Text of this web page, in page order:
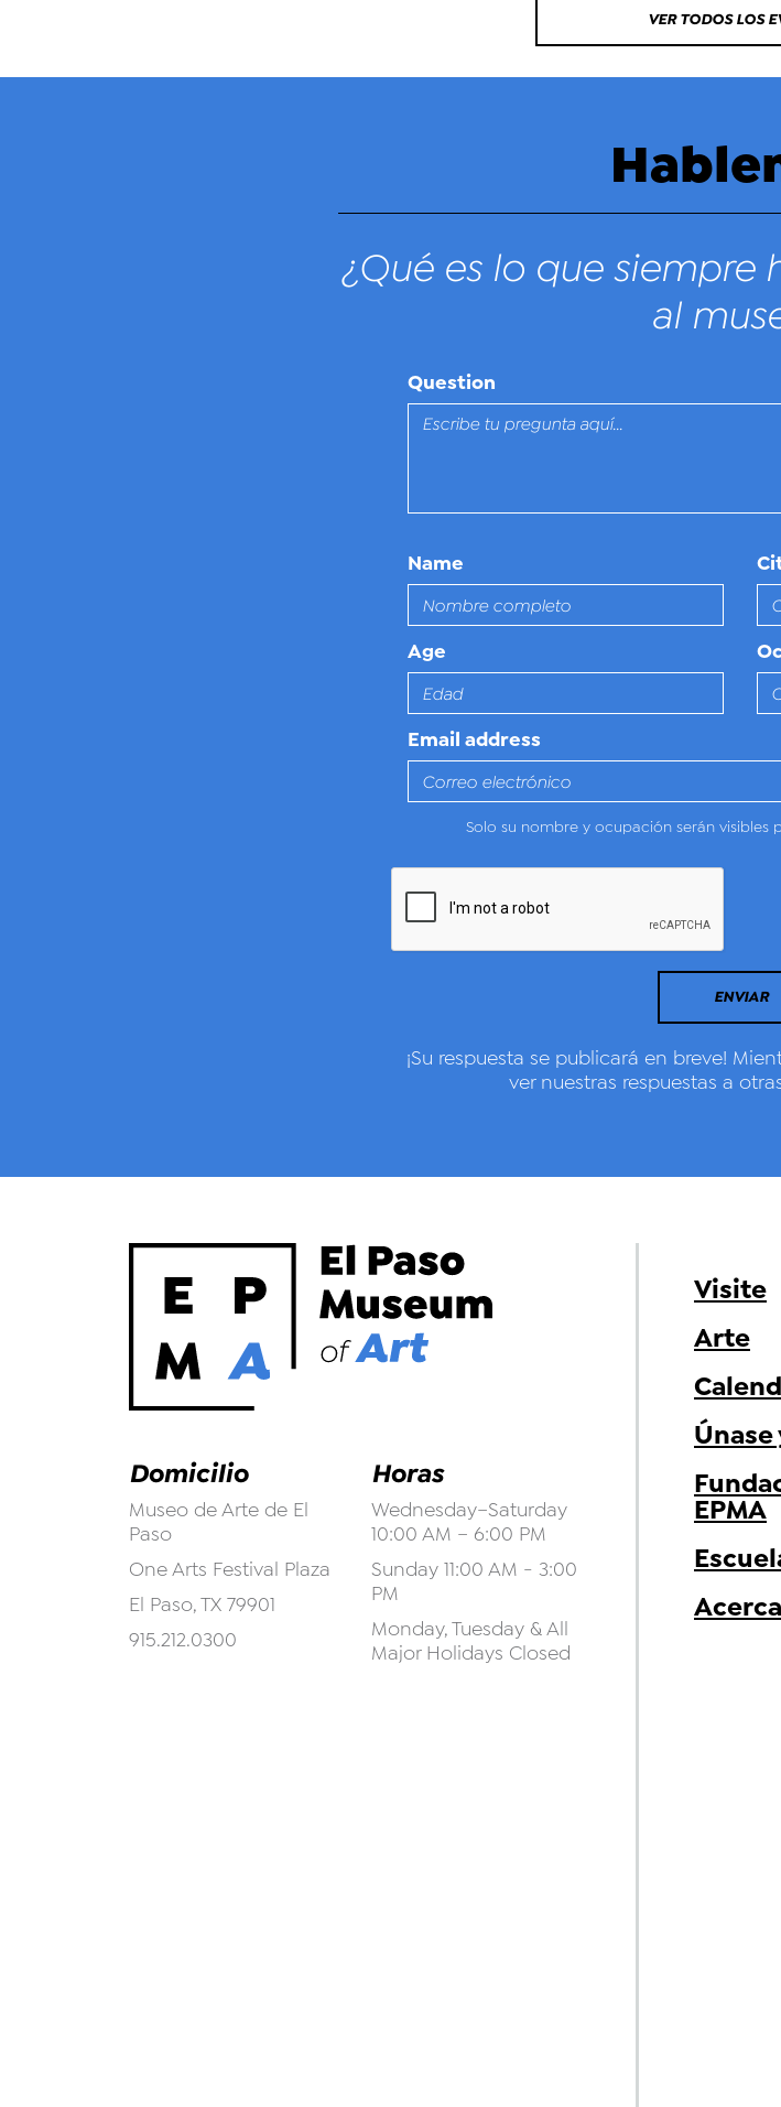
VER TODOS LOS
¿Qué es lo que siempre
al
Question
Name
Age
Email address
Solo su nombre y ocupación serán visibles
ENVIAR
¡Su respuesta se publicará en breve!
ver nuestras respuestas a
Domicilio
Museo de Arte de El
Paso
One Arts Festival Plaza
El Paso, TX 79901
915.212.0300
Horas
Wednesday–Saturday
10:00 AM – 6:00 PM
Sunday 11:00 AM - 3:00
PM
Monday, Tuesday & All
Major Holidays Closed
Visite
Arte
Únase
EPMA